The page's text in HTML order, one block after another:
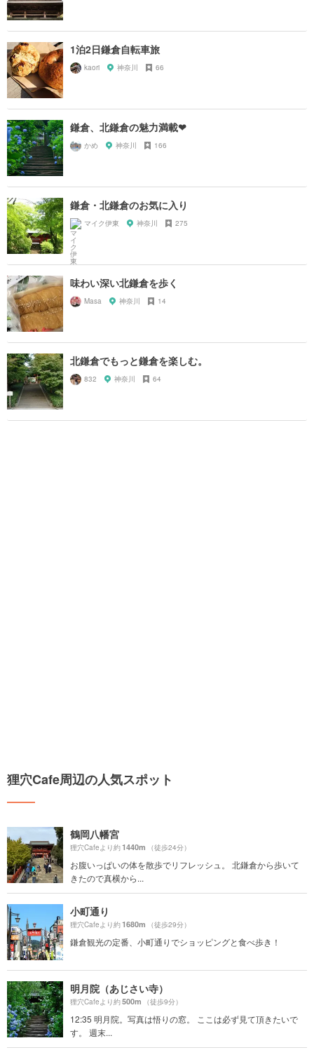
1泊2日鎌倉自転車旅
kaori 神奈川 66
鎌倉、北鎌倉の魅力満載❤
かめ 神奈川 166
鎌倉・北鎌倉のお気に入り
マイク伊東 神奈川 275
味わい深い北鎌倉を歩く
Masa 神奈川 14
北鎌倉でもっと鎌倉を楽しむ。
832 神奈川 64
狸穴Cafe周辺の人気スポット
鶴岡八幡宮
狸穴Cafeより約1440m （徒歩24分）
お腹いっぱいの体を散歩でリフレッシュ。 北鎌倉から歩いて
きたので真横から...
小町通り
狸穴Cafeより約1680m （徒歩29分）
鎌倉観光の定番、小町通りでショッピングと食べ歩き！
明月院（あじさい寺）
狸穴Cafeより約500m （徒歩9分）
12:35 明月院。写真は悟りの窓。 ここは必ず見て頂きたいで
す。 週末...